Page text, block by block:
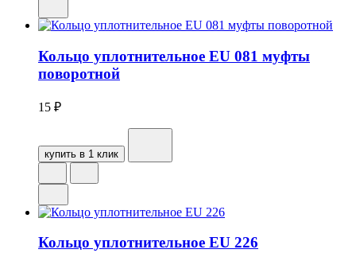
Кольцо уплотнительное EU 081 муфты
поворотной
15 ₽
купить в 1 клик
Кольцо уплотнительное EU 226